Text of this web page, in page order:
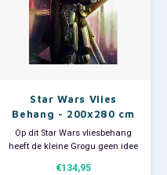
Star Wars Vlies
Behang - 200x280 cm
- Mandalorian Savior
Op dit Star Wars vliesbehang
heeft de kleine Grogu geen idee
€134,95